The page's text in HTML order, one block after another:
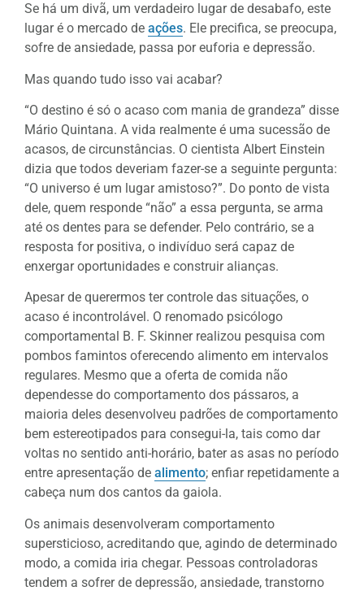
Se há um divã, um verdadeiro lugar de desabafo, este
lugar é o mercado de ações. Ele precifica, se preocupa,
sofre de ansiedade, passa por euforia e depressão.
Mas quando tudo isso vai acabar?
“O destino é só o acaso com mania de grandeza” disse
Mário Quintana. A vida realmente é uma sucessão de
acasos, de circunstâncias. O cientista Albert Einstein
dizia que todos deveriam fazer-se a seguinte pergunta:
“O universo é um lugar amistoso?”. Do ponto de vista
dele, quem responde “não” a essa pergunta, se arma
até os dentes para se defender. Pelo contrário, se a
resposta for positiva, o indivíduo será capaz de
enxergar oportunidades e construir alianças.
Apesar de querermos ter controle das situações, o
acaso é incontrolável. O renomado psicólogo
comportamental B. F. Skinner realizou pesquisa com
pombos famintos oferecendo alimento em intervalos
regulares. Mesmo que a oferta de comida não
dependesse do comportamento dos pássaros, a
maioria deles desenvolveu padrões de comportamento
bem estereotipados para consegui-la, tais como dar
voltas no sentido anti-horário, bater as asas no período
entre apresentação de alimento; enfiar repetidamente a
cabeça num dos cantos da gaiola.
Os animais desenvolveram comportamento
supersticioso, acreditando que, agindo de determinado
modo, a comida iria chegar. Pessoas controladoras
tendem a sofrer de depressão, ansiedade, transtorno